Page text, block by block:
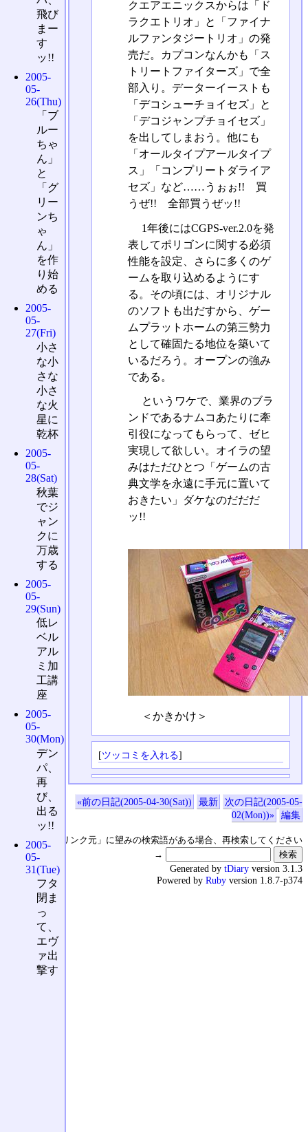
クエアエニックスからは「ド
ラクエトリオ」と「ファイナ
ルファンタジートリオ」の発
売だ。カプコンなんかも「ス
トリートファイターズ」で全
部入り。データーイーストも
「デコシューチョイセズ」と
「デコジャンプチョイセズ」
を出してしまおう。他にも
「オールタイプアールタイプ
ス」「コンプリートダライア
セズ」など……うぉぉ!! 買
うぜ!! 全部買うぜッ!!
1年後にはCGPS-ver.2.0を発
表してポリゴンに関する必須
性能を設定、さらに多くのゲ
ームを取り込めるようにす
る。その頃には、オリジナル
のソフトも出だすから、ゲー
ムプラットホームの第三勢力
として確固たる地位を築いて
いるだろう。オープンの強み
である。
というワケで、業界のブラ
ンドであるナムコあたりに牽
引役になってもらって、ゼヒ
実現して欲しい。オイラの望
みはただひとつ「ゲームの古
典文学を永遠に手元に置いて
おきたい」ダケなのだだだ
ッ!!
＜かきかけ＞
[ツッコミを入れる]
«前の日記(2005-04-30(Sat)) 最新
次の日記(2005-05-
02(Mon))»
編集
↑の「本日のリンク元」に望みの検索語がある場合、再検索してください
→
飛び
まー
す
ッ!!
2005-
05-
26(Thu)
「ブ
ルー
ちゃ
ん」
と
「グ
リー
ンち
ゃ
ん」
を作
り始
める
2005-
05-
27(Fri)
小さ
な小
さな
小さ
な火
星に
乾杯
2005-
05-
28(Sat)
秋葉
でジ
ャン
クに
万歳
する
2005-
05-
29(Sun)
低レ
ベル
アル
ミ加
工講
座
2005-
05-
30(Mon)
デン
パ、
再
び、
出る
ッ!!
2005-
05-
31(Tue)
フタ
閉ま
っ
て、
エヴ
ァ出
撃す
Generated by tDiary version 3.1.3
Powered by Ruby version 1.8.7-p374